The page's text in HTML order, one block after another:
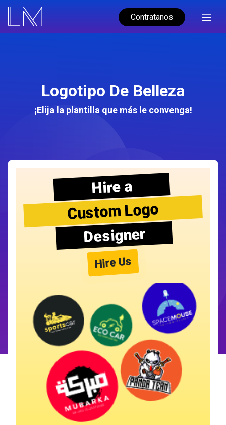
Contratanos
Logotipo De Belleza
¡Elija la plantilla que más le convenga!
Hire a
Custom Logo
Designer
Hire Us